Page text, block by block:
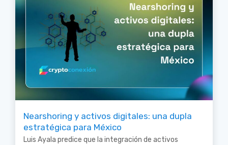
Nearshoring y activos digitales: una dupla
estratégica para México
Luis Ayala predice que la integración de activos